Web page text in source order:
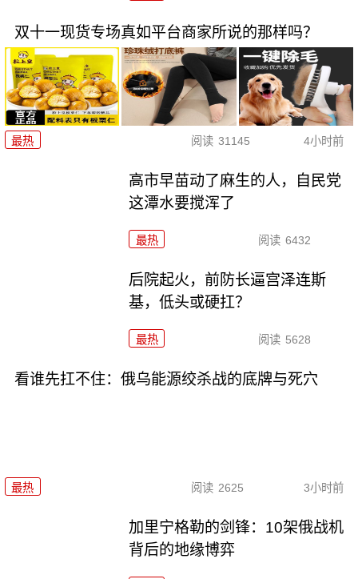
双十一现货专场真如平台商家所说的那样吗？
最热 阅读 31145 4小时前
高市早苗动了麻生的人，自民党
这潭水要搅浑了
最热 阅读 6432
后院起火，前防长逼宫泽连斯
基，低头或硬扛？
最热 阅读 5628
看谁先扛不住：俄乌能源绞杀战的底牌与死穴
最热 阅读 2625 3小时前
加里宁格勒的剑锋：10架俄战机
背后的地缘博弈